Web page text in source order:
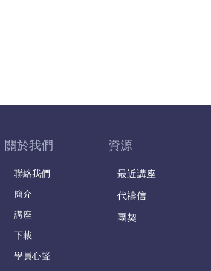
關於我們
聯絡我們
簡介
講座
下載
學員心聲
資源
最近講座
代禱信
團契